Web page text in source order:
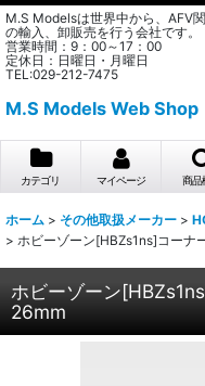
M.S Modelsは世界中から、AFV
の輸入、卸販売を行う会社です。
営業時間：9：00～17：00
定休日：日曜日・月曜日
TEL:029-212-7475
M.S Models Web Shop
カテゴリ マイページ 商品
ホーム > その他取扱メーカー >
> ホビーゾーン[HBZs1ns]コーナ
ホビーゾーン
26mm